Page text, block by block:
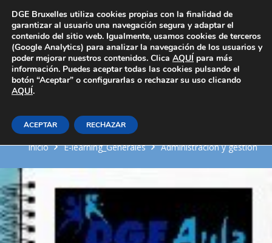
Área Privada
Financiación de pequeños
negocios o microempresas
Inicio E-learning_Generales Administración y gestión
DGE Bruxelles utiliza cookies propias con la finalidad de
garantizar al usuario una navegación segura y adaptar el
contenido del sitio web. Igualmente, usamos cookies de terceros
(Google Analytics) para analizar la navegación de los usuarios y
poder mejorar nuestros contenidos. Clica AQUÍ para más
información. Puedes aceptar todas las cookies pulsando el
botón “Aceptar” o configurarlas o rechazar su uso clicando
AQUÍ.
ACEPTAR RECHAZAR